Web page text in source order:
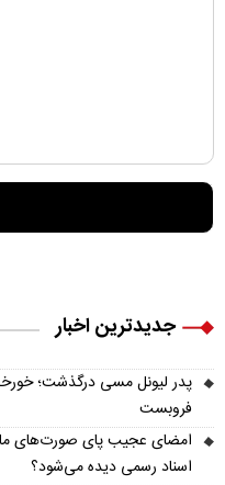
جدیدترین اخبار
فروبست
امضای عجیب پای صورت‌های
اسناد رسمی دیده می‌شود؟